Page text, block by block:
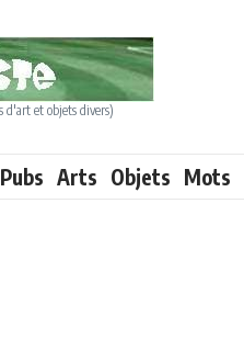
d'art et objets divers)
Pubs Arts Objets Mots